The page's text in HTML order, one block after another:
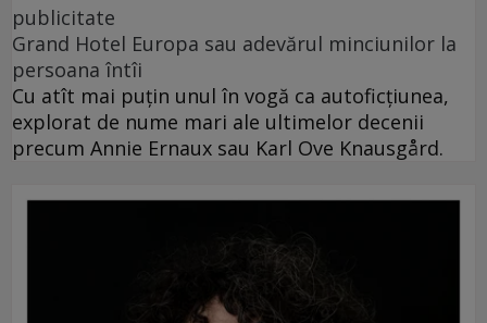
publicitate
Grand Hotel Europa sau adevărul minciunilor la
persoana întîi
Cu atît mai puțin unul în vogă ca autoficțiunea,
explorat de nume mari ale ultimelor decenii
precum Annie Ernaux sau Karl Ove Knausgård.